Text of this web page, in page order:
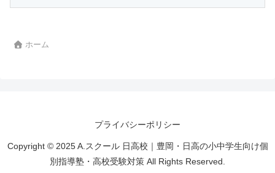
ホーム
プライバシーポリシー
Copyright © 2025 A.スクール 日高校｜豊岡・日高の小中学生向け個
別指導塾・高校受験対策 All Rights Reserved.